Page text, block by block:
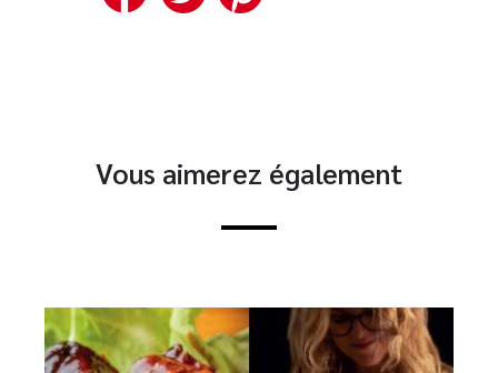
Vous aimerez également